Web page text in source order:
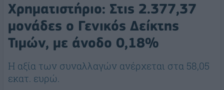
Χρηματιστήριο: Στις 2.377,37
μονάδες ο Γενικός Δείκτης
Τιμών, με άνοδο 0,18%
Η αξία των συναλλαγών ανέρχεται στα 58,05
εκατ. ευρώ.